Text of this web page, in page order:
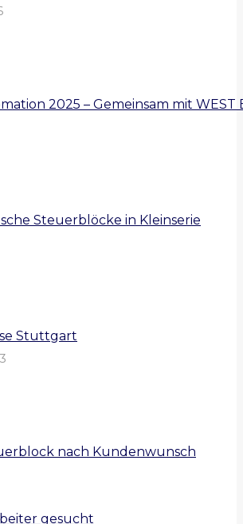
2025 – Gemeinsam mit
Steuerblöcke in Kleinserie
Stuttgart
nach Kundenwunsch
gesucht